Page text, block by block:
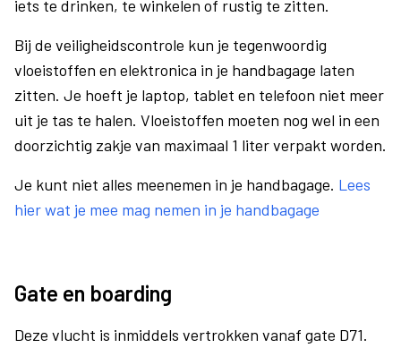
iets te drinken, te winkelen of rustig te zitten.
Bij de veiligheidscontrole kun je tegenwoordig
vloeistoffen en elektronica in je handbagage laten
zitten. Je hoeft je laptop, tablet en telefoon niet meer
uit je tas te halen. Vloeistoffen moeten nog wel in een
doorzichtig zakje van maximaal 1 liter verpakt worden.
Je kunt niet alles meenemen in je handbagage. Lees
hier wat je mee mag nemen in je handbagage
Gate en boarding
Deze vlucht is inmiddels vertrokken vanaf gate D71.